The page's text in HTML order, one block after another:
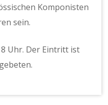
Komponisten
sein.
Uhr. Der Eintritt ist